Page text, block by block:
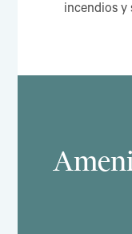
incendios y